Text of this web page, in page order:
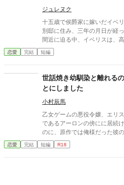
婚をして帰ってくる話を聞い
悔しているのを聞いてしまっ
ジュレヌク
十五歳で侯爵家に嫁いだイベ
別邸に住み、三年の月日が経
間近に迫る中、イベリスは、
た夫は、妻に仕える侍女アリ
られた日記を手渡される。 そ
なり、美しく成長した妻を前
ぐ。 自分への恋心を忘れてし
てくれていたのなら、また、
人間の思いが交錯し、物語は
恋愛 完結 短編
世話焼き幼馴染と離れる
とにしました
小村辰馬
乙女ゲームの悪役令嬢、エリ
であるアーロンの傍にに居続
のに、原作では俺様だった彼
い、居心地の良い彼のそばを
ば彼の代わりに男友達を作ろ
恋愛 完結 短編 R18